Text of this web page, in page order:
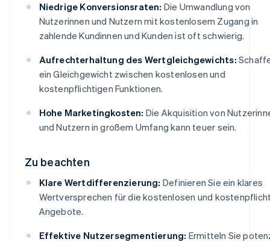
Niedrige Konversionsraten: Die Umwandlung von
Nutzerinnen und Nutzern mit kostenlosem Zugang in
zahlende Kundinnen und Kunden ist oft schwierig.
Aufrechterhaltung des Wertgleichgewichts:
ein Gleichgewicht zwischen kostenlosen und
kostenpflichtigen Funktionen.
Hohe Marketingkosten: Die Akquisition von
und Nutzern in großem Umfang kann teuer sein.
Zu beachten
Klare Wertdifferenzierung: Definieren Sie ein klares
Wertversprechen für die kostenlosen und
Angebote.
Effektive Nutzersegmentierung: Ermitteln Sie